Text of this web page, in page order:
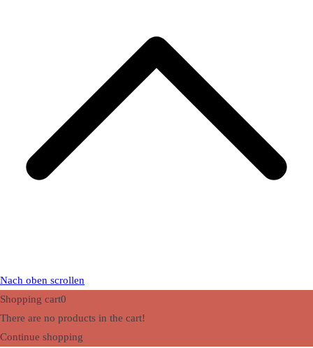
Nach oben scrollen
Shopping cart0
There are no products in the cart!
Continue shopping